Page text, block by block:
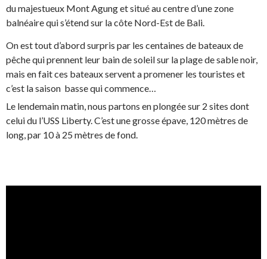
du majestueux Mont Agung et situé au centre d’une zone
balnéaire qui s’étend sur la côte Nord-Est de Bali.
On est tout d’abord surpris par les centaines de bateaux de
pêche qui prennent leur bain de soleil sur la plage de sable noir,
mais en fait ces bateaux servent a promener les touristes et
c’est la saison basse qui commence…
Le lendemain matin, nous partons en plongée sur 2 sites dont
celui du l’USS Liberty. C’est une grosse épave, 120 mètres de
long, par 10 à 25 mètres de fond.